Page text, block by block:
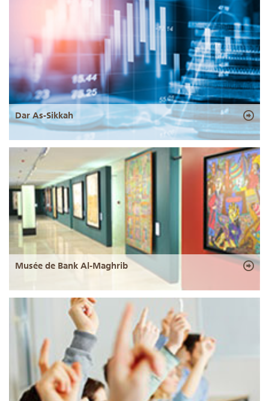
Dar As-Sikkah
Musée de Bank Al-Maghrib